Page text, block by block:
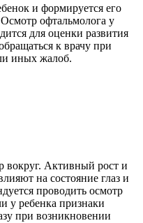
и формируется его
офтальмолога у
для оценки развития
к врачу при
иных жалоб.
вокруг. Активный рост и
на состояние глаз и
проводить осмотр
у ребенка признаки
при возникновении